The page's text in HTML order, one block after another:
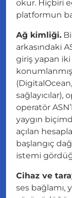
okur. Hiçbiri
platformun
Ağ kimliği.
arkasındaki
giriş yapan iki
operatör
yaygın
açılan
başlangıç
istemi
Cihaz ve
ses bağlamı,